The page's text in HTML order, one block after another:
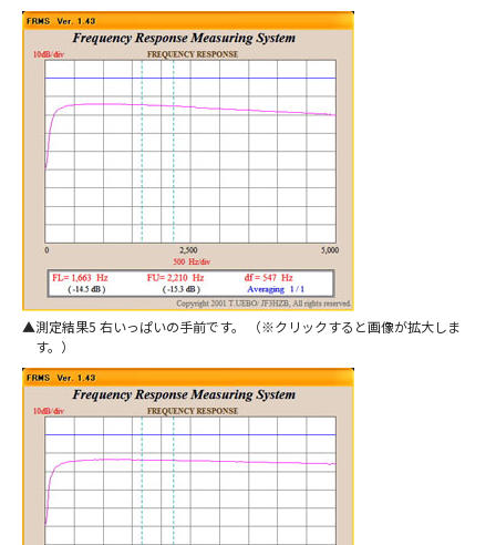
測定結果5 右いっぱいの手前です。 （※クリックすると画像が拡大しま
す。）